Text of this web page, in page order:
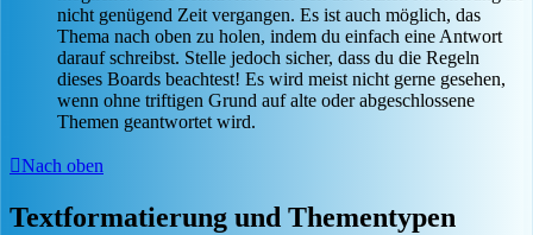
nicht genügend Zeit vergangen. Es ist auch möglich, das
Thema nach oben zu holen, indem du einfach eine Antwort
darauf schreibst. Stelle jedoch sicher, dass du die Regeln
dieses Boards beachtest! Es wird meist nicht gerne gesehen,
wenn ohne triftigen Grund auf alte oder abgeschlossene
Themen geantwortet wird.
Nach oben
Textformatierung und Thementypen